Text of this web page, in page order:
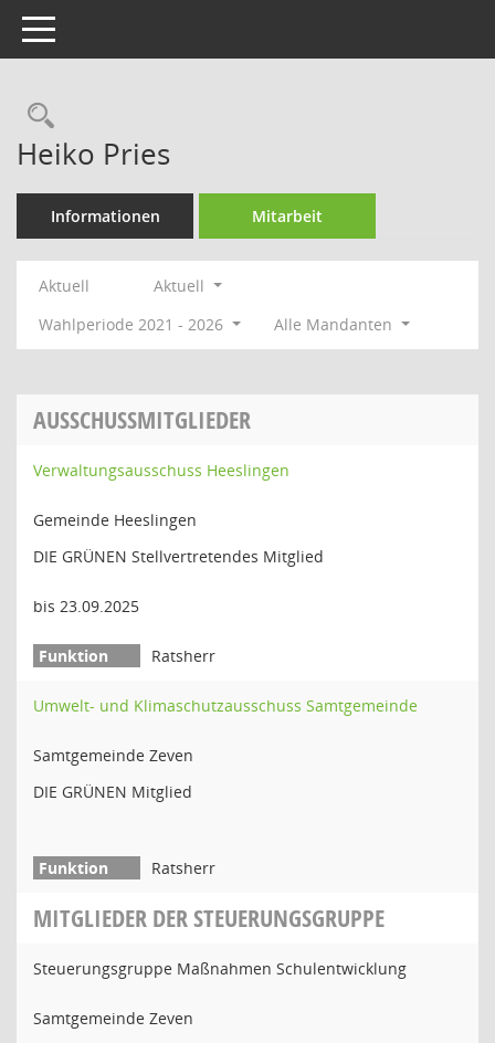
Toggle navigation
Rechercheauswahl
Heiko Pries
Informationen Mitarbeit
Aktuell
Aktuell
Wahlperiode 2021 - 2026
Alle Mandanten
AUSSCHUSSMITGLIEDER
Verwaltungsausschuss Heeslingen
Gemeinde Heeslingen
DIE GRÜNEN Stellvertretendes Mitglied
bis 23.09.2025
Ratsherr
Umwelt- und Klimaschutzausschuss Samtgemeinde
Samtgemeinde Zeven
DIE GRÜNEN Mitglied
Ratsherr
MITGLIEDER DER STEUERUNGSGRUPPE
Steuerungsgruppe Maßnahmen Schulentwicklung
Samtgemeinde Zeven